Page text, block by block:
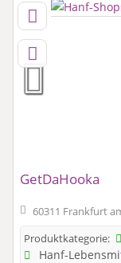
GetDaHooka
60311 Frankfurt
Produktkategorie:
Hanf-